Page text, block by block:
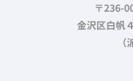
〒236-
金沢区白帆